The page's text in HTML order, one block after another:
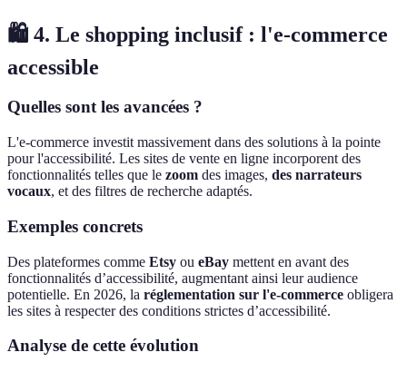
🛍️ 4. Le shopping inclusif : l'e-commerce
accessible
Quelles sont les avancées ?
L'e-commerce investit massivement dans des solutions à la pointe
pour l'accessibilité. Les sites de vente en ligne incorporent des
fonctionnalités telles que le zoom des images, des narrateurs
vocaux, et des filtres de recherche adaptés.
Exemples concrets
Des plateformes comme Etsy ou eBay mettent en avant des
fonctionnalités d’accessibilité, augmentant ainsi leur audience
potentielle. En 2026, la réglementation sur l'e-commerce obligera
les sites à respecter des conditions strictes d’accessibilité.
Analyse de cette évolution